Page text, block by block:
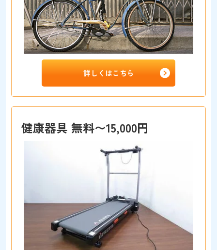
詳しくはこちら
健康器具 無料〜15,000円